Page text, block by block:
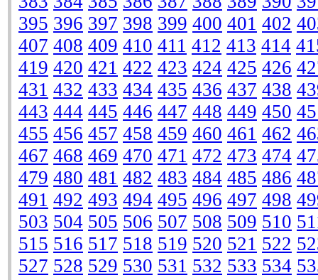
395 396 397 398 399 400 401 402
407 408 409 410 411 412 413 414
419 420 421 422 423 424 425 426
431 432 433 434 435 436 437 438
443 444 445 446 447 448 449 450
455 456 457 458 459 460 461 462
467 468 469 470 471 472 473 474
479 480 481 482 483 484 485 486
491 492 493 494 495 496 497 498
503 504 505 506 507 508 509 510
515 516 517 518 519 520 521 522
527 528 529 530 531 532 533 534